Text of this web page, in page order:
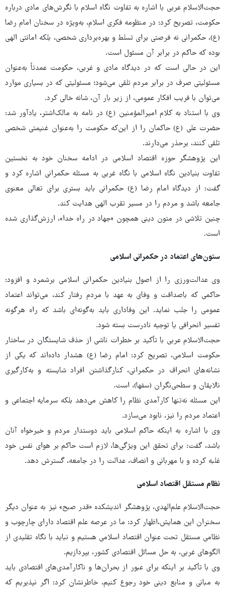
حجت‌الاسلام عربی با اشاره به تفاوت نگاه اسلام با نگرش‌های مادی درباره
حکومت، تصریح کرد: در منظومه فکری اسلام، به‌ویژه در سخنان امام رضا
(ع)، حکمرانی نه فرصتی برای تسلط و بهره‌برداری شخصی، بلکه امانتی الهی
بوده که حاکم در برابر آن مسئول است.
این در حالی است که در دیدگاه مادی و غربی، حکومت عمدتاً به‌عنوان
مسئولیتی صرف در برابر مردم تلقی می‌شود؛ مسئولیتی که در بسیاری موارد
می‌توان با فریب افکار عمومی، از زیر بار آن، شانه خالی کرد.
وی با استناد به کلام امیرالمؤمنین (ع) در نامه به مالک‌اشتر، یادآور شد:
حضرت علی (ع) حاکمان را از این‌که حکومت را به‌عنوان غنیمتی شخصی
تلقی کنند، برحذر می‌دارند.
این پژوهشگر حوزه اقتصاد اسلامی در ادامه سخنان خود به نخستین
تفاوت بنیادین نگاه اسلامی با نگاه غربی به مسئله حکمرانی اشاره کرد و
گفت: از دیدگاه امام رضا (ع) حکمرانی باید بستری برای تعالی معنوی
جامعه باشد و مردم را در مسیر تقرب الهی هدایت کند.
چنین تلاشی در متون دینی همچون «جهاد در راه خدا»، ارزش‌گذاری شده
است.
ستون‌های اعتماد در حکمرانی اسلامی
وی عدالت‌ورزی را از اصول بنیادین حکمرانی اسلامی برشمرد و افزود:
حاکمی که باصداقت و وفای به عهد با مردم رفتار کند، می‌تواند اعتماد
عمومی را جلب نماید. این وفاداری باید به‌گونه‌ای باشد که راه هرگونه
تفسیر انحرافی یا توجیه نادرست بسته شود.
حجت‌الاسلام عربی با تأکید بر خطرات ناشی از حذف شایستگان در ساختار
حکومت اسلامی، تصریح کرد: امام رضا (ع) هشدار داده‌اند که یکی از
نشانه‌های انحراف در حکمرانی، کنارگذاشتن افراد شایسته و به‌کارگیری
نالایقان و سطحی‌نگران (سفها)، است.
این مسئله نه‌تنها کارآمدی نظام را کاهش می‌دهد بلکه سرمایه اجتماعی و
اعتماد مردم را نیز، نابود می‌سازد.
وی با اشاره به اینکه حاکم اسلامی باید دوستدار مردم و خیرخواه آنان
باشد، گفت: برای تحقق این ویژگی‌ها، لازم است حاکم بر هوای نفس خود
غلبه کرده و با مهربانی و انصاف، عدالت را در جامعه، گسترش دهد.
نظام مستقل اقتصاد اسلامی
حجت‌الاسلام علم‌الهدی، پژوهشگر اندیشکده «قدر صبح» نیز به عنوان دیگر
سخنران این همایش،اظهار کرد: ما در عرصه علم اقتصاد دارای چارچوب و
نظامی مستقل تحت عنوان اقتصاد اسلامی هستیم و نباید با نگاه تقلیدی از
الگوهای غربی، به حل مسائل اقتصادی کشور، بپردازیم.
وی با تأکید بر اینکه برای عبور از بحران‌ها و ناکارآمدی‌های اقتصادی باید
به مبانی و منابع دینی خود رجوع کنیم، خاطرنشان کرد: اگر نپذیریم که